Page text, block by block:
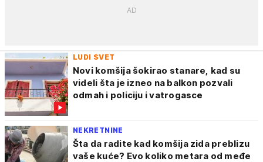
LUDI SVET
Novi komšija šokirao stanare, kad su
videli šta je izneo na balkon pozvali
odmah i policiju i vatrogasce
NEKRETNINE
Šta da radite kad komšija zida preblizu
vaše kuće? Evo koliko metara od međe